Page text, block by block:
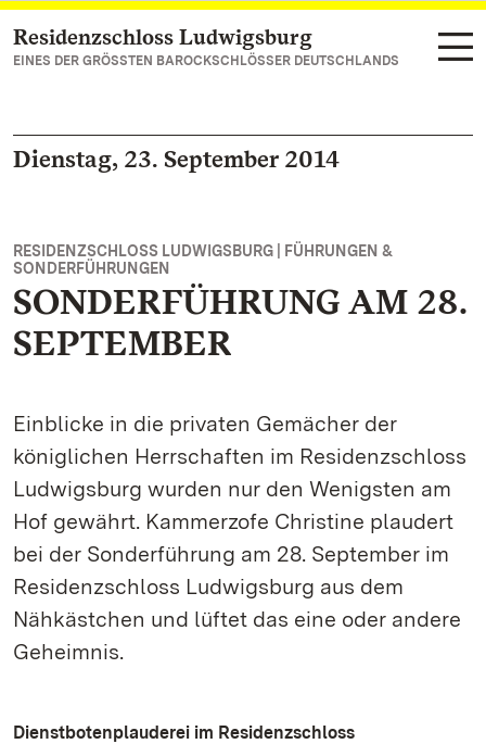
Zum Hauptinhalt springen
Residenzschloss Ludwigsburg
EINES DER GRÖSSTEN BAROCKSCHLÖSSER DEUTSCHLANDS
Dienstag, 23. September 2014
RESIDENZSCHLOSS LUDWIGSBURG | FÜHRUNGEN &
SONDERFÜHRUNGEN
SONDERFÜHRUNG AM 28.
SEPTEMBER
Einblicke in die privaten Gemächer der
königlichen Herrschaften im Residenzschloss
Ludwigsburg wurden nur den Wenigsten am
Hof gewährt. Kammerzofe Christine plaudert
bei der Sonderführung am 28. September im
Residenzschloss Ludwigsburg aus dem
Nähkästchen und lüftet das eine oder andere
Geheimnis.
Dienstbotenplauderei im Residenzschloss